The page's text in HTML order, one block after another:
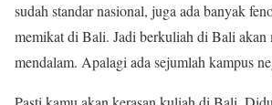
sudah standar nasional, juga ada banyak
memikat di Bali. Jadi berkuliah di Bali akan
mendalam. Apalagi ada sejumlah kampus